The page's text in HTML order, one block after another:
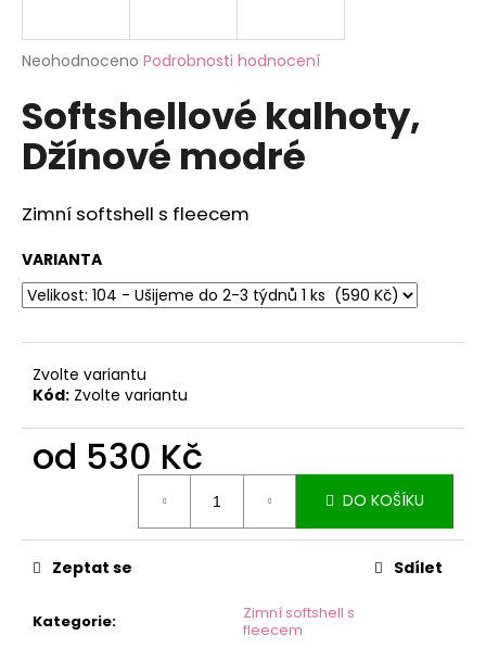
Průměrné
produktu
je
0,0
hvězdiček.
Neohodnoceno Podrobnosti hodnocení
Softshellové kalhoty,
Džínové modré
Zimní softshell s fleecem
VARIANTA
Zvolte variantu
Kód: Zvolte variantu
od 530 Kč
DO KOŠÍKU
Kategorie:
Zimní softshell s
fleecem
Zeptat se Sdílet
j
t
?
D
o
p
u
j
e
e